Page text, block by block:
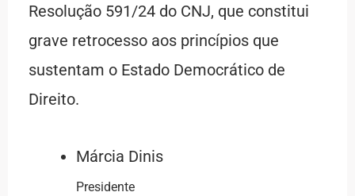
Resolução 591/24 do CNJ, que constitui
grave retrocesso aos princípios que
sustentam o Estado Democrático de
Direito.
Márcia Dinis
Presidente